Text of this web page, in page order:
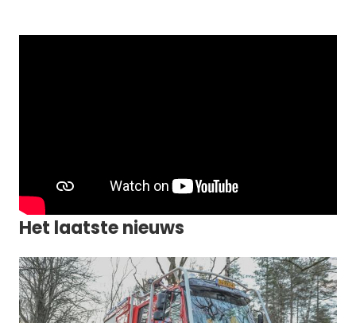
Het laatste nieuws